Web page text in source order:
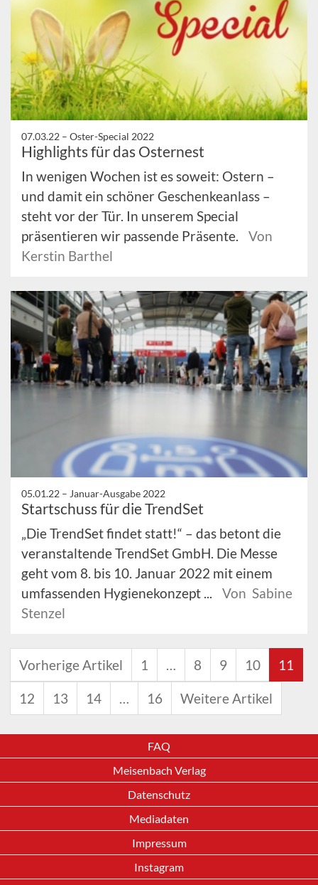
07.03.22 – Oster-Special 2022
Highlights für das Osternest
In wenigen Wochen ist es soweit: Ostern –
und damit ein schöner Geschenkeanlass –
steht vor der Tür. In unserem Special
präsentieren wir passende Präsente.
Von
Kerstin Barthel
05.01.22 – Januar-Ausgabe 2022
Startschuss für die TrendSet
„Die TrendSet findet statt!“ – das betont die
veranstaltende TrendSet GmbH. Die Messe
geht vom 8. bis 10. Januar 2022 mit einem
umfassenden Hygienekonzept ...
Von Sabine
Stenzel
Vorherige Artikel 1 … 8 9 10 11
12 13 14 … 16 Weitere Artikel
FAQ
Meisenbach Verlag
Datenschutz
Mediadaten
Impressum
Instagram